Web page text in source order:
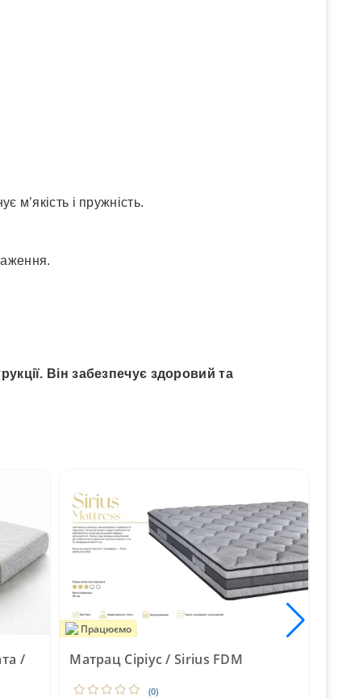
м’якість і пружність.
Він забезпечує здоровий та
/
Працюємо
Матрац Сіріус / Sirius FDM
(0)